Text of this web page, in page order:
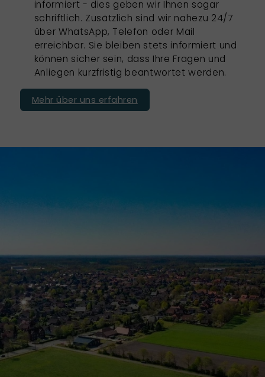
informiert - dies geben wir Ihnen sogar
schriftlich. Zusätzlich sind wir nahezu 24/7
über WhatsApp, Telefon oder Mail
erreichbar. Sie bleiben stets informiert und
können sicher sein, dass Ihre Fragen und
Anliegen kurzfristig beantwortet werden.
Mehr über uns erfahren